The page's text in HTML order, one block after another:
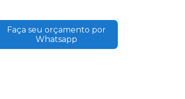
Faça seu orçamento por
Whatsapp